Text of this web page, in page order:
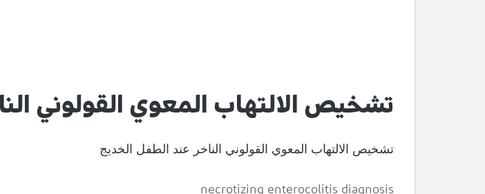
تشخيص الالتهاب المعوي القولوني
تشخيص الالتهاب المعوي القولوني الناخر عند الطفل الخديج